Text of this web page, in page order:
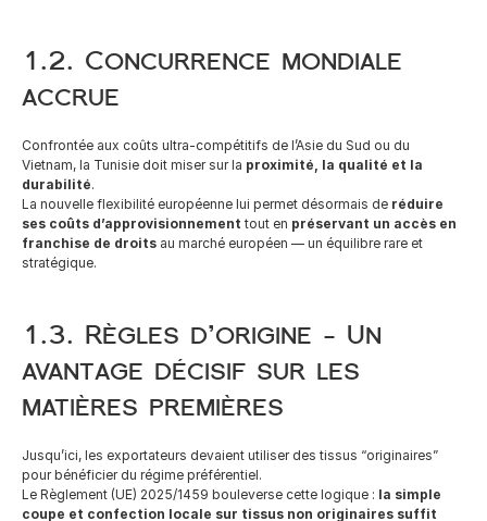
1.2. Concurrence mondiale
accrue
Confrontée aux coûts ultra-compétitifs de l’Asie du Sud ou du
Vietnam, la Tunisie doit miser sur la proximité, la qualité et la
durabilité.
La nouvelle flexibilité européenne lui permet désormais de réduire
ses coûts d’approvisionnement tout en préservant un accès en
franchise de droits au marché européen — un équilibre rare et
stratégique.
1.3. Règles d’origine - Un
avantage décisif sur les
matières premières
Jusqu’ici, les exportateurs devaient utiliser des tissus “originaires”
pour bénéficier du régime préférentiel.
Le Règlement (UE) 2025/1459 bouleverse cette logique : la simple
coupe et confection locale sur tissus non originaires suffit